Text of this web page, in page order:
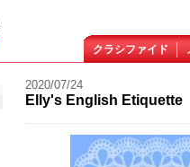
クラシファイド
2020/07/24
Elly's English